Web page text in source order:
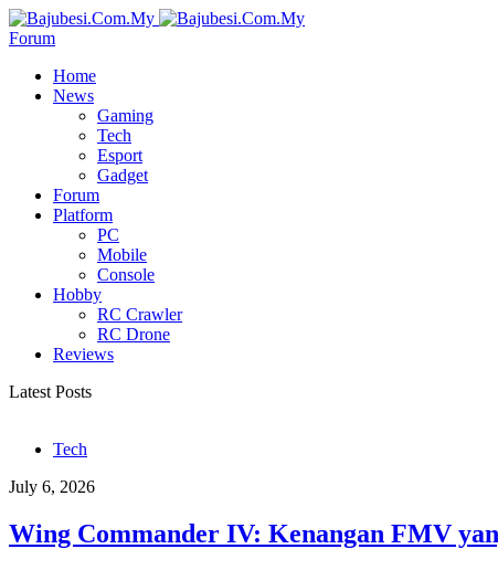
Forum
Home
News
Gaming
Tech
Esport
Gadget
Forum
Platform
PC
Mobile
Console
Hobby
RC Crawler
RC Drone
Reviews
Latest Posts
Tech
July 6, 2026
Wing Commander IV: Kenangan FMV